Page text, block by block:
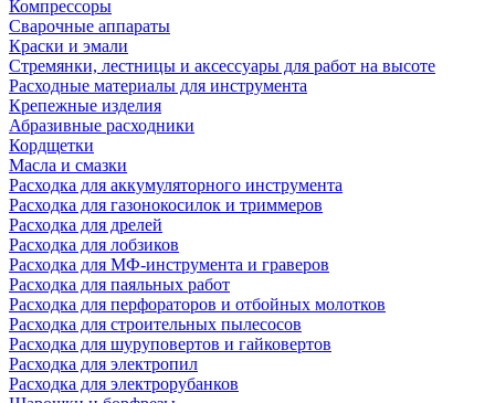
Компрессоры
Сварочные аппараты
Краски и эмали
Стремянки, лестницы и аксессуары для работ на высоте
Расходные материалы для инструмента
Крепежные изделия
Абразивные расходники
Кордщетки
Масла и смазки
Расходка для аккумуляторного инструмента
Расходка для газонокосилок и триммеров
Расходка для дрелей
Расходка для лобзиков
Расходка для МФ-инструмента и граверов
Расходка для паяльных работ
Расходка для перфораторов и отбойных молотков
Расходка для строительных пылесоcов
Расходка для шуруповертов и гайковертов
Расходка для электропил
Расходка для электрорубанков